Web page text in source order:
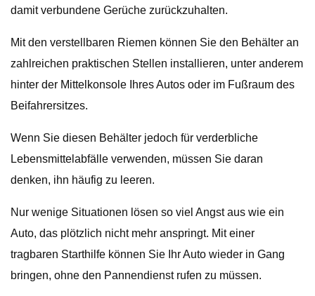
damit verbundene Gerüche zurückzuhalten.
Mit den verstellbaren Riemen können Sie den Behälter an
zahlreichen praktischen Stellen installieren, unter anderem
hinter der Mittelkonsole Ihres Autos oder im Fußraum des
Beifahrersitzes.
Wenn Sie diesen Behälter jedoch für verderbliche
Lebensmittelabfälle verwenden, müssen Sie daran
denken, ihn häufig zu leeren.
Nur wenige Situationen lösen so viel Angst aus wie ein
Auto, das plötzlich nicht mehr anspringt. Mit einer
tragbaren Starthilfe können Sie Ihr Auto wieder in Gang
bringen, ohne den Pannendienst rufen zu müssen.